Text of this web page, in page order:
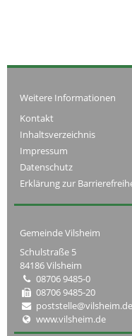
Weitere Informationen
Kontakt
Inhaltsverzeichnis
Impressum
Datenschutz
Erklärung zur
Gemeinde Vilsheim
Schulstraße 5
84186 Vilsheim
08706 9485-0
08706 9485-20
poststelle@vilsheim.de
www.vilsheim.de